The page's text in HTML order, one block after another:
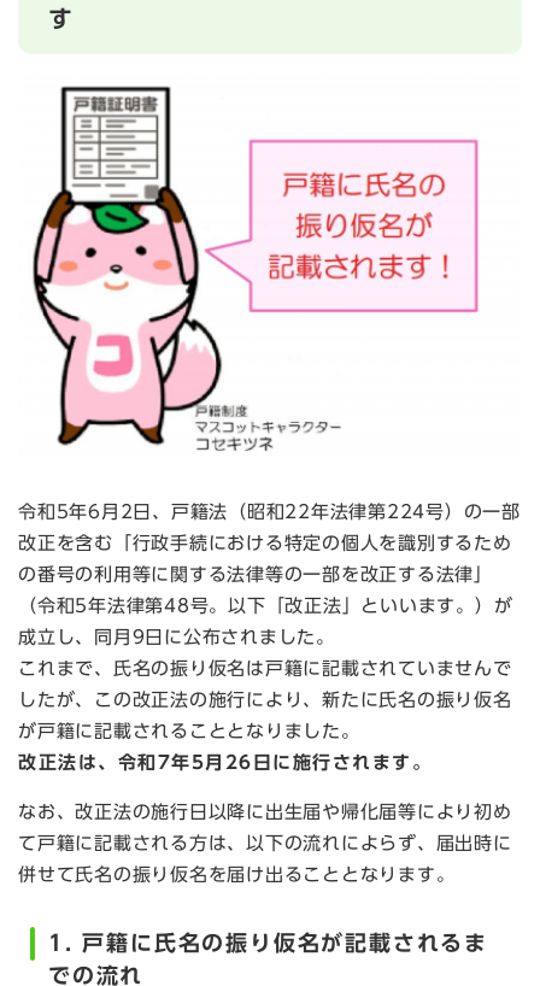
す
令和5年6月2日、戸籍法（昭和22年法律第224号）の一部
改正を含む「行政手続における特定の個人を識別するため
の番号の利用等に関する法律等の一部を改正する法律」
（令和5年法律第48号。以下「改正法」といいます。）が
成立し、同月9日に公布されました。
これまで、氏名の振り仮名は戸籍に記載されていませんで
したが、この改正法の施行により、新たに氏名の振り仮名
が戸籍に記載されることとなりました。
改正法は、令和7年5月26日に施行されます。
なお、改正法の施行日以降に出生届や帰化届等により初め
て戸籍に記載される方は、以下の流れによらず、届出時に
併せて氏名の振り仮名を届け出ることとなります。​
1. 戸籍に氏名の振り仮名が記載されるま
での流れ